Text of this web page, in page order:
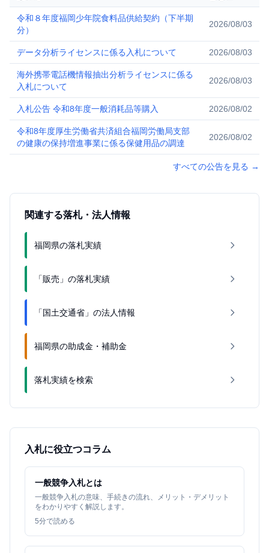
令和８年度福岡少年院食料品供給契約（下半期
分）
2026/08/03
データ分析ライセンスに係る入札について 2026/08/03
海外携帯電話機情報抽出分析ライセンスに係る
入札について
2026/08/03
入札公告 令和8年度一般消耗品等購入 2026/08/02
令和8年度厚生労働省共済組合福岡労働局支部
の健康の保持増進事業に係る保健用品の調達
2026/08/02
すべての公告を見る →
関連する落札・法人情報
福岡県の落札実績
「販売」の落札実績
「国土交通省」の法人情報
福岡県の助成金・補助金
落札実績を検索
入札に役立つコラム
一般競争入札とは
一般競争入札の意味、手続きの流れ、メリット・デメリット
をわかりやすく解説します。
5分で読める